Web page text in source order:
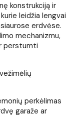
konstrukciją ir
leidžia lengvai
erdvėse.
mechanizmu,
perstumti
perkėlimas
garaže ar